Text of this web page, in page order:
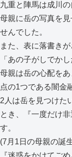
九重と陣馬は成川の
母親に岳の写真を
せんでした。
また、表に落書き
「あの子がしでか
母親は岳の心配を
点の1つである闇金
2人は岳を見つけた
とき、『一度だけ
す。
(7月1日の母親の誕